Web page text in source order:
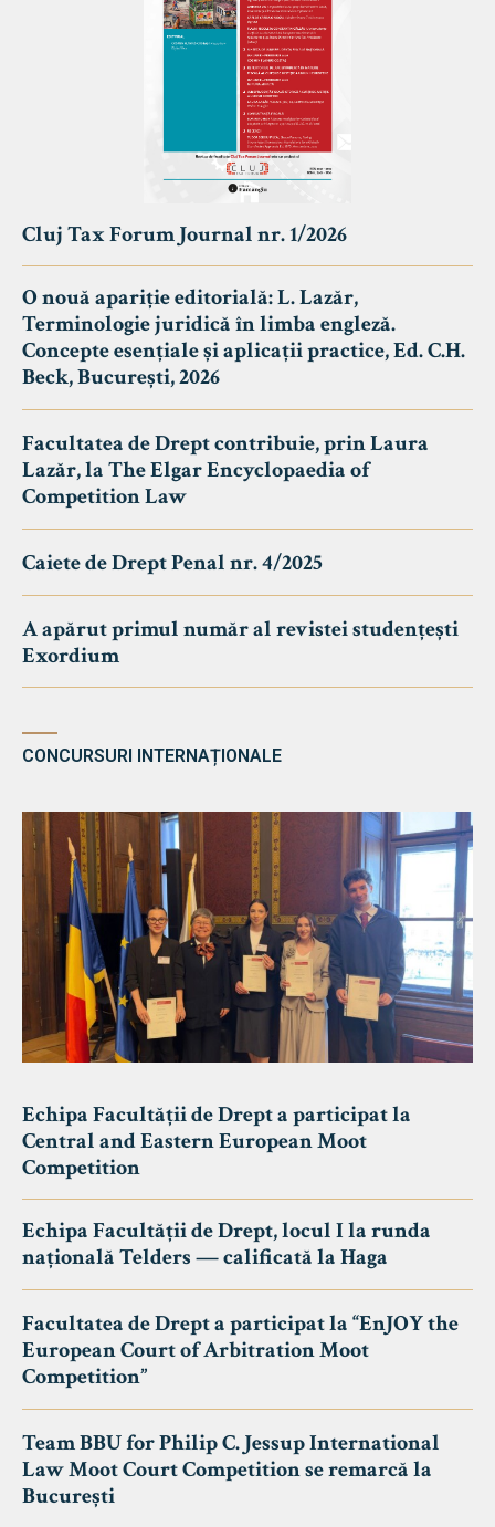
Cluj Tax Forum Journal nr. 1/2026
O nouă apariție editorială: L. Lazăr,
Terminologie juridică în limba engleză.
Concepte esențiale și aplicații practice, Ed. C.H.
Beck, București, 2026
Facultatea de Drept contribuie, prin Laura
Lazăr, la The Elgar Encyclopaedia of
Competition Law
Caiete de Drept Penal nr. 4/2025
A apărut primul număr al revistei studențești
Exordium
CONCURSURI INTERNAȚIONALE
Echipa Facultății de Drept a participat la
Central and Eastern European Moot
Competition
Echipa Facultății de Drept, locul I la runda
națională Telders — calificată la Haga
Facultatea de Drept a participat la “EnJOY the
European Court of Arbitration Moot
Competition”
Team BBU for Philip C. Jessup International
Law Moot Court Competition se remarcă la
București